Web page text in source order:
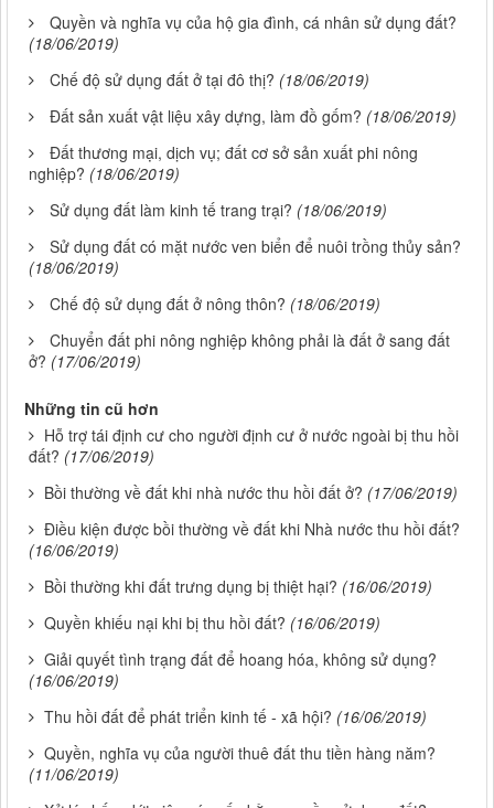
Quyền và nghĩa vụ của hộ gia đình, cá nhân sử dụng đất?
(18/06/2019)
Chế độ sử dụng đất ở tại đô thị? (18/06/2019)
Đất sản xuất vật liệu xây dựng, làm đồ gốm? (18/06/2019)
Đất thương mại, dịch vụ; đất cơ sở sản xuất phi nông
nghiệp? (18/06/2019)
Sử dụng đất làm kinh tế trang trại? (18/06/2019)
Sử dụng đất có mặt nước ven biển để nuôi trồng thủy sản?
(18/06/2019)
Chế độ sử dụng đất ở nông thôn? (18/06/2019)
Chuyển đất phi nông nghiệp không phải là đất ở sang đất
ở? (17/06/2019)
Những tin cũ hơn
Hỗ trợ tái định cư cho người định cư ở nước ngoài bị thu hồi
đất? (17/06/2019)
Bồi thường về đất khi nhà nước thu hồi đất ở? (17/06/2019)
Điều kiện được bồi thường về đất khi Nhà nước thu hồi đất?
(16/06/2019)
Bồi thường khi đất trưng dụng bị thiệt hại? (16/06/2019)
Quyền khiếu nại khi bị thu hồi đất? (16/06/2019)
Giải quyết tình trạng đất để hoang hóa, không sử dụng?
(16/06/2019)
Thu hồi đất để phát triển kinh tế - xã hội? (16/06/2019)
Quyền, nghĩa vụ của người thuê đất thu tiền hàng năm?
(11/06/2019)